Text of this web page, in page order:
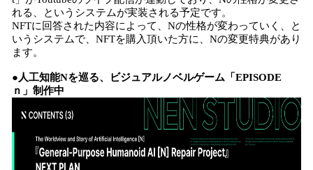
れる、というシステムが実装される予定です。
NFTに回答された内容によって、Nの性格が変わっていく、と
いうシステムで、NFTを購入頂いた方に、Nの変更特典があり
ます。
●人工知能Nを巡る、ビジュアルノベルゲーム「EPISODE
ｎ」制作中